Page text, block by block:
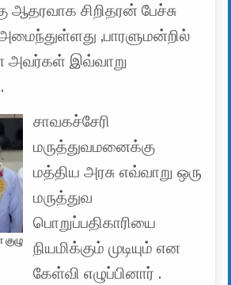
ஆதரவாக சிறிதரன் பேச்சு
,பாரளுமன்றில்
அவர்கள் இவ்வாறு
குழு
சாவகச்சேரி
மருத்துவமனைக்கு
மத்திய அரசு எவ்வாறு ஒரு
மருத்துவ
பொறுப்பதிகாரியை
நியமிக்கும் முடியும் என
கேள்வி எழுப்பினார் .